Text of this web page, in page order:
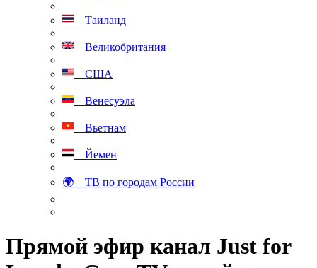
Таиланд
Великобритания
США
Венесуэла
Вьетнам
Йемен
🌍 ТВ по городам России
Прямой эфир канал Just for